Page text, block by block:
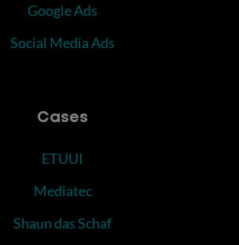
Google Ads
Social Media Ads
Cases
ETUUI
Mediatec
Shaun das Schaf